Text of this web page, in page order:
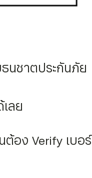
นชาตประกันภัย
ลย
อง Verify เบอร์